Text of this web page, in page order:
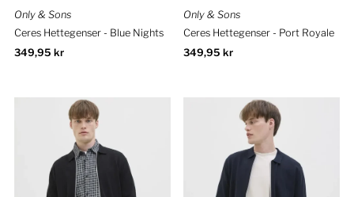
Only & Sons
Ceres Hettegenser - Blue Nights
Ordinær
349,95 kr
Only & Sons
Ceres Hettegenser - Port Royale
Ordinær
349,95 kr